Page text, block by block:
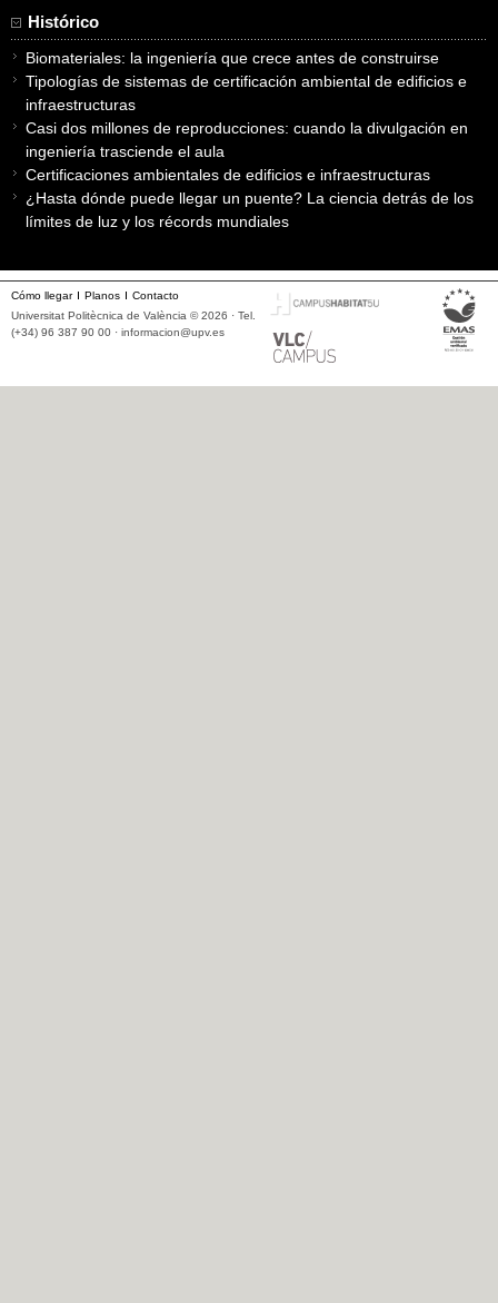
Histórico
Biomateriales: la ingeniería que crece antes de construirse
Tipologías de sistemas de certificación ambiental de edificios e
infraestructuras
Casi dos millones de reproducciones: cuando la divulgación en
ingeniería trasciende el aula
Certificaciones ambientales de edificios e infraestructuras
¿Hasta dónde puede llegar un puente? La ciencia detrás de los
límites de luz y los récords mundiales
Cómo llegar Planos
Contacto
Universitat Politècnica de València © 2026 · Tel.
(+34) 96 387 90 00 · informacion@upv.es